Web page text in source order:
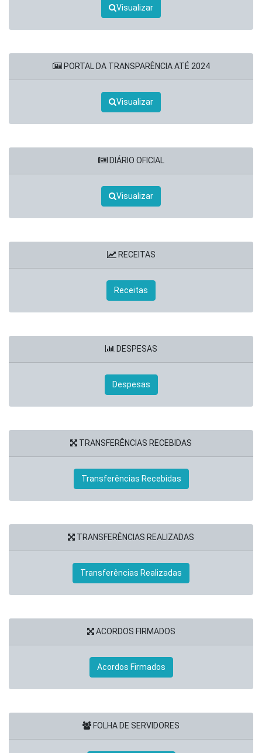
Visualizar
PORTAL DA TRANSPARÊNCIA ATÉ 2024
Visualizar
DIÁRIO OFICIAL
Visualizar
RECEITAS
Receitas
DESPESAS
Despesas
TRANSFERÊNCIAS RECEBIDAS
Transferências Recebidas
TRANSFERÊNCIAS REALIZADAS
Transferências Realizadas
ACORDOS FIRMADOS
Acordos Firmados
FOLHA DE SERVIDORES